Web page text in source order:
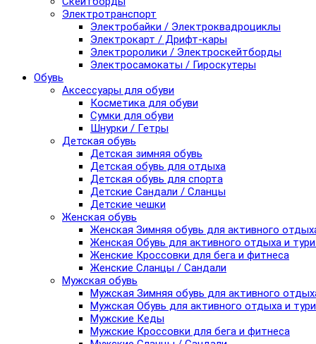
Электротранспорт
Электробайки / Электроквадроциклы
Электрокарт / Дрифт-кары
Электроролики / Электроскейтборды
Электросамокаты / Гироскутеры
Обувь
Аксессуары для обуви
Косметика для обуви
Сумки для обуви
Шнурки / Гетры
Детская обувь
Детская зимняя обувь
Детская обувь для отдыха
Детская обувь для спорта
Детские Сандали / Сланцы
Детские чешки
Женская обувь
Женская Зимняя обувь для активного
Женская Обувь для активного отдыха и
Женские Кроссовки для бега и фитнеса
Женские Сланцы / Сандали
Мужская обувь
Мужская Зимняя обувь для активного
Мужская Обувь для активного отдыха и
Мужские Кеды
Мужские Кроссовки для бега и фитнеса